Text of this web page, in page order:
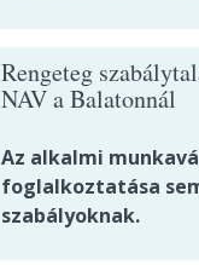
Rengeteg
NAV a Balatonnál
Az alkalmi
foglalkoztatása
szabályoknak.